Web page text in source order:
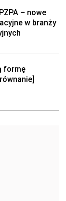
– nowe
w branży
formę